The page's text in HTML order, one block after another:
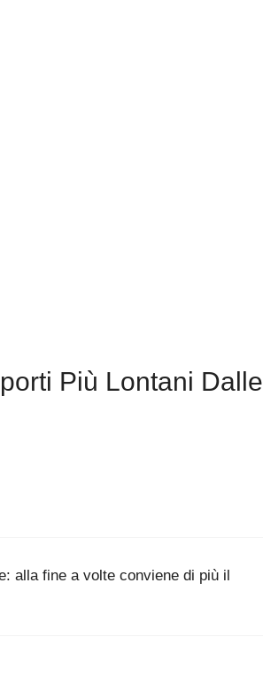
Più Lontani Dalle
alla fine a volte conviene di più il